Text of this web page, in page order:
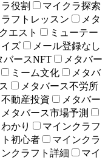
役割
マイクラ探索
フトレッスン
メタ
エスト
ミューテー
ズ
メール登録なし
バースNFT
メタバー
ミーム文化
メタバ
メタバース不労所
動産投資
メタバー
メタバース市場予測
かり
マインクラフ
初心者
マインクラ
クラフト詳細
マイ